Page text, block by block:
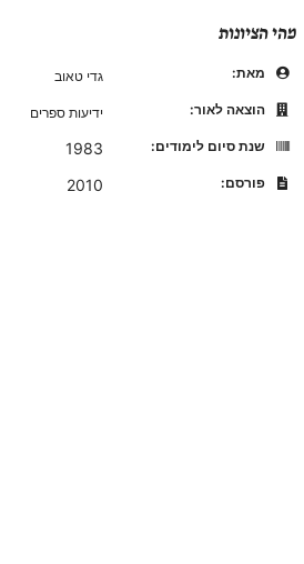
מהי הציונות
מאת:
גדי טאוב
הוצאה לאור:
ידיעות ספרים
שנת סיום לימודים:
1983
פורסם: 2010